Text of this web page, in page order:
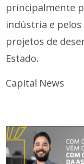
principalmente
indústria e
projetos de
Estado.
Capital News